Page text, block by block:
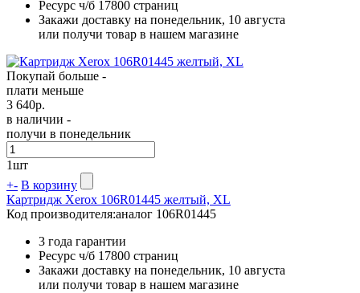
Ресурс ч/б 17800 страниц
Закажи доставку на понедельник, 10 августа
или получи товар в нашем магазине
Покупай больше -
плати меньше
3 640р.
в наличии -
получи в понедельник
1шт
+- В корзину
Картридж Xerox 106R01445 желтый, XL
Код производителя:аналог 106R01445
3 года гарантии
Ресурс ч/б 17800 страниц
Закажи доставку на понедельник, 10 августа
или получи товар в нашем магазине